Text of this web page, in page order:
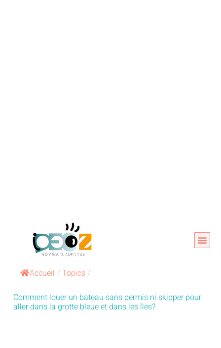
contenuAccueil / Topics /
Comment louer un bateau sans permis ni skipper pour
aller dans la grotte bleue et dans les îles?